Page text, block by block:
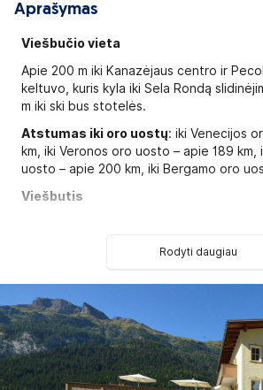
Aprašymas
Viešbučio vieta
Apie 200 m iki Kanazėjaus centro ir
keltuvo, kuris kyla iki Sela Rondą
m iki ski bus stotelės.
Atstumas iki oro uostų: iki Venecijos
km, iki Veronos oro uosto – apie 189 km,
uosto – apie 200 km, iki Bergamo oro
Viešbutis
numerių. Yra numeriai pritaikyti
DBL Standard tipo numeriai
arba 2 suaugę+2 vaikai iki 12 metų
dauguma numerių su balkonu);
Galima atsiskaityti kortelėmis:Visa,
Rodyti daugiau